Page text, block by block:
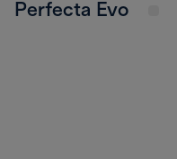
Perfecta Evo